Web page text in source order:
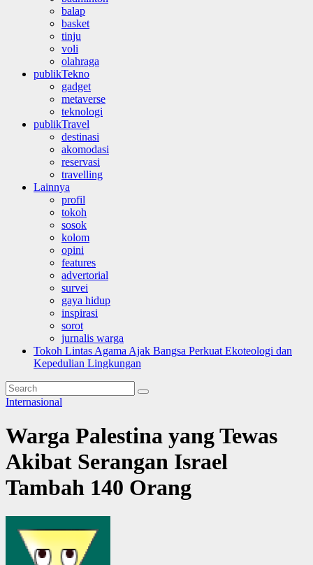
balap
basket
tinju
voli
olahraga
publikTekno
gadget
metaverse
teknologi
publikTravel
destinasi
akomodasi
reservasi
travelling
Lainnya
profil
tokoh
sosok
kolom
opini
features
advertorial
survei
gaya hidup
inspirasi
sorot
jurnalis warga
Tokoh Lintas Agama Ajak Bangsa Perkuat Ekoteologi dan
Kepedulian Lingkungan
Internasional
Warga Palestina yang Tewas
Akibat Serangan Israel
Tambah 140 Orang